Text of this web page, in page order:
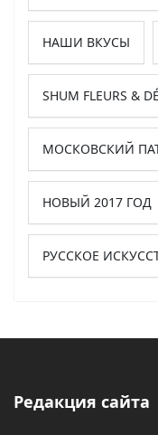
НАШИ ВКУСЫ
SHUM FLEURS &
МОСКОВСКИЙ
НОВЫЙ 2017 ГОД
РУССКОЕ
Редакция сайта